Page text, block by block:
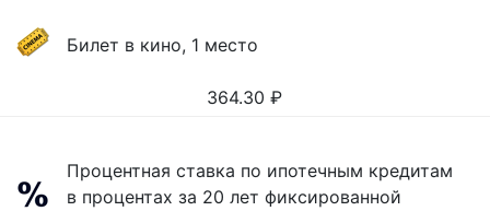
Билет в кино, 1 место
364.30 ₽
Процентная ставка по ипотечным кредитам
в процентах за 20 лет фиксированной